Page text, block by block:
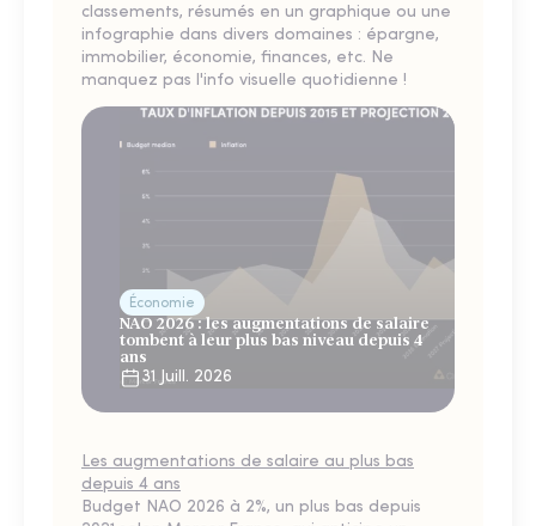
classements, résumés en un graphique ou une
infographie dans divers domaines : épargne,
immobilier, économie, finances, etc. Ne
manquez pas l'info visuelle quotidienne !
Économie
NAO 2026 : les augmentations de salaire
tombent à leur plus bas niveau depuis 4
ans
31 Juill. 2026
Les augmentations de salaire au plus bas
depuis 4 ans
Budget NAO 2026 à 2%, un plus bas depuis